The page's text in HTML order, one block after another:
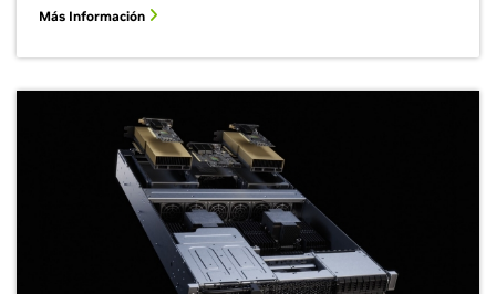
Los socios de NVIDIA Milestone, K2K y Akila están
capacidad de respuesta de las ciudades y optimizar la
eficiencia de su infraestructura.
Más Información